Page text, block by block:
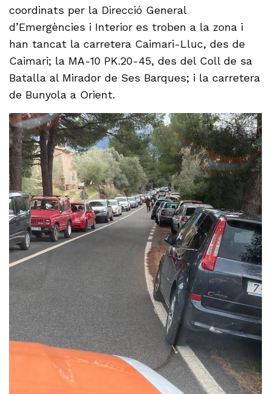
coordinats per la Direcció General
d’Emergències i Interior es troben a la zona i
han tancat la carretera Caimari-Lluc, des de
Caimari; la MA-10 PK.20-45, des del Coll de sa
Batalla al Mirador de Ses Barques; i la carretera
de Bunyola a Orient.